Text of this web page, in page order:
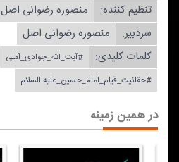
تنظیم كننده:
منصوره رضوانی اصل
سردبیر:
منصوره رضوانی اصل
کلمات کلیدی:
#آیت_الله_جوادی_آملی
#حقانیت_قیام_امام_حسین_علیه السلام
در همین زمینه